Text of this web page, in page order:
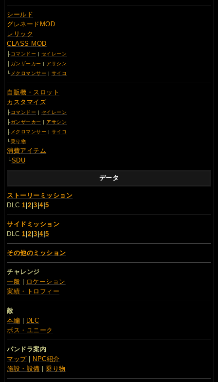
シールド
グレネードMOD
レリック
CLASS MOD
├コマンドー
セイレーン
├ガンザーカー
アサシン
└メクロマンサー サイコ
自販機・スロット
カスタマイズ
├コマンドー | セイレーン
├ガンザーカー | アサシン
├ メクロマンサー | サイコ
└乗り物
消費アイテム
└SDU
データ
ストーリーミッション
DLC1 |2 |3 |4|5
サイドミッション
DLC1 |2 |3 |4|5
その他のミッション
チャレンジ
一般
ロケーション
実績・トロフィー
敵
本編 | DLC
ボス・ユニーク
パンドラ案内
マップ|
NPC紹介
施設・設備 |乗り物